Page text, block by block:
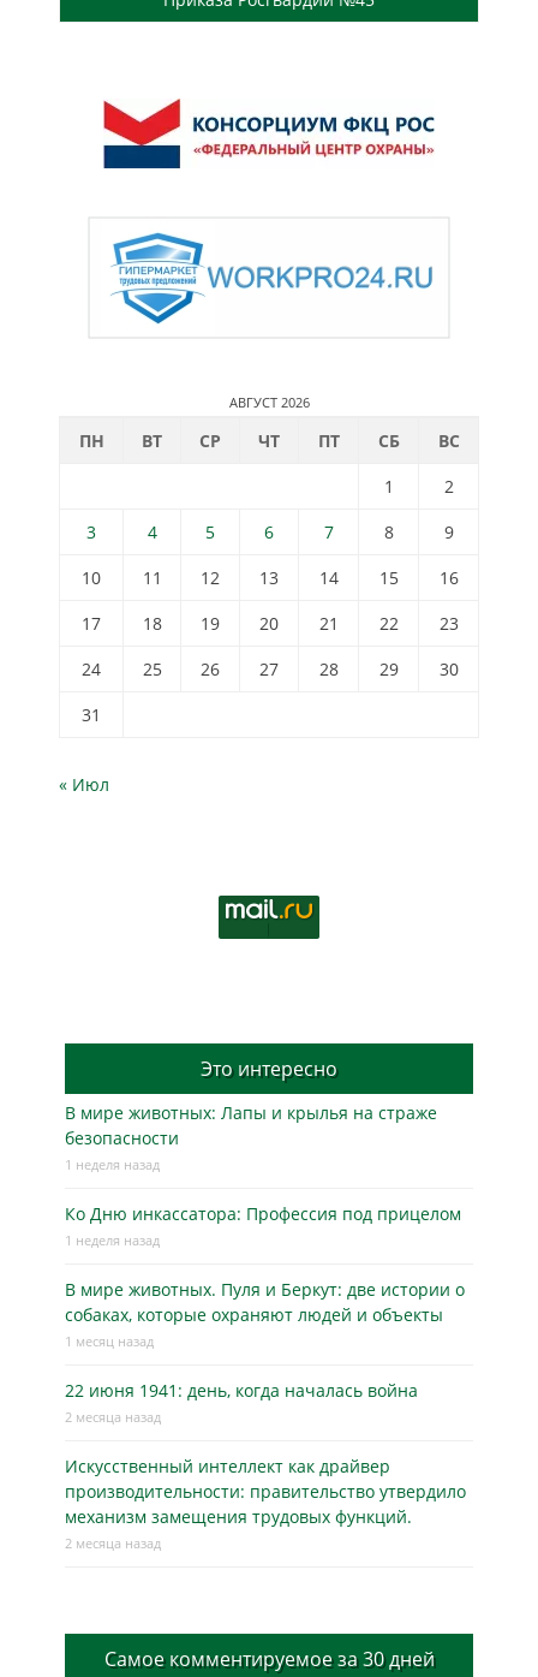
АВГУСТ 2026
ПН ВТ СР ЧТ ПТ СБ
ВС
1
2
3
4 5 6 7 8
9
10
11 12 13 14 15
16
17
18 19 20 21 22
23
24
25 26 27 28 29
30
31
« Июл
Это интересно
В мире животных: Лапы и крылья на страже
безопасности
1 неделя назад
Ко Дню инкассатора: Профессия под прицелом
1 неделя назад
В мире животных. Пуля и Беркут: две истории о
собаках, которые охраняют людей и объекты
1 месяц назад
22 июня 1941: день, когда началась война
2 месяца назад
Искусственный интеллект как драйвер
производительности: правительство утвердило
механизм замещения трудовых функций.
2 месяца назад
Самое комментируемое за 30 дней